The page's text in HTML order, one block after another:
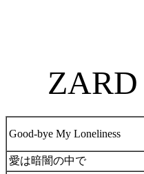
ZARD
Good-bye My Loneliness
愛は暗闇の中で